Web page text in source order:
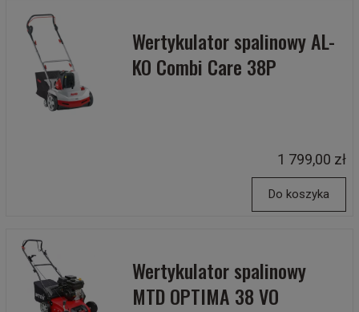
Wertykulator spalinowy AL-
KO Combi Care 38P
1 799,00 zł
Do koszyka
Wertykulator spalinowy
MTD OPTIMA 38 VO